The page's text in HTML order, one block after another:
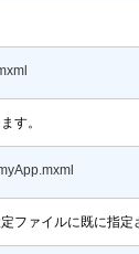
す。
ファイルに既に指定